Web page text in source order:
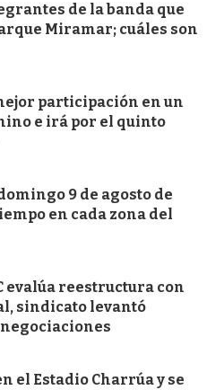
de la banda que
Miramar; cuáles son
participación en un
e irá por el quinto
9 de agosto de
en cada zona del
evalúa reestructura con
sindicato levantó
el Estadio Charrúa y se